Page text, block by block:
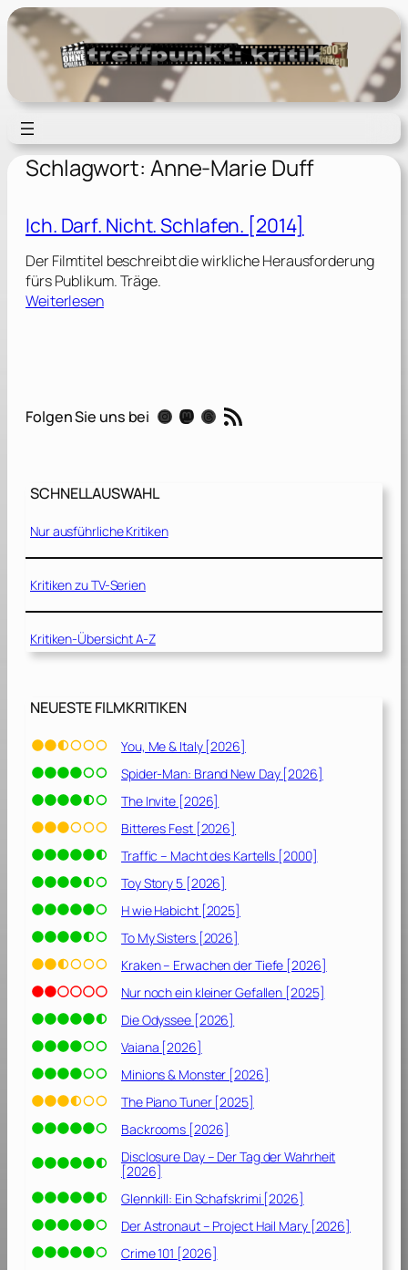
Zum
Inhalt
springen
Schlagwort: Anne-Marie Duff
Ich. Darf. Nicht. Schlafen. [2014]
Der Filmtitel beschreibt die wirkliche Herausforderung
fürs Publikum. Träge.
Weiterlesen:
a
N
c
h
t
c
h
a
e
.
[
2
1
4
]
Folgen Sie uns bei Instagram Mastodon Threads RSS-Feed
SCHNELLAUSWAHL
Nur ausführliche Kritiken
Kritiken zu TV-Serien
Kritiken-Übersicht A-Z
NEUESTE FILMKRITIKEN
You, Me & Italy [2026]
Spider-Man: Brand New Day [2026]
The Invite [2026]
Bitteres Fest [2026]
Traffic – Macht des Kartells [2000]
Toy Story 5 [2026]
H wie Habicht [2025]
To My Sisters [2026]
Kraken – Erwachen der Tiefe [2026]
Nur noch ein kleiner Gefallen [2025]
Die Odyssee [2026]
Vaiana [2026]
Minions & Monster [2026]
The Piano Tuner [2025]
Backrooms [2026]
Disclosure Day – Der Tag der Wahrheit
[2026]
Glennkill: Ein Schafskrimi [2026]
Der Astronaut – Project Hail Mary [2026]
Crime 101 [2026]